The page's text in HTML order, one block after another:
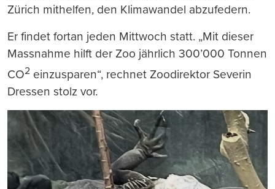
Zürich mithelfen, den Klimawandel abzufedern.
Er findet fortan jeden Mittwoch statt. „Mit dieser
Massnahme hilft der Zoo jährlich 300’000 Tonnen
CO2 einzusparen“, rechnet Zoodirektor Severin
Dressen stolz vor.